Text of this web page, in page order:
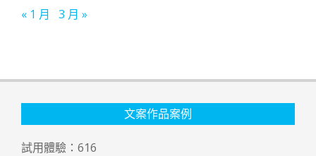
« 1 月 3 月 »
文案作品案例
試用體驗： 616